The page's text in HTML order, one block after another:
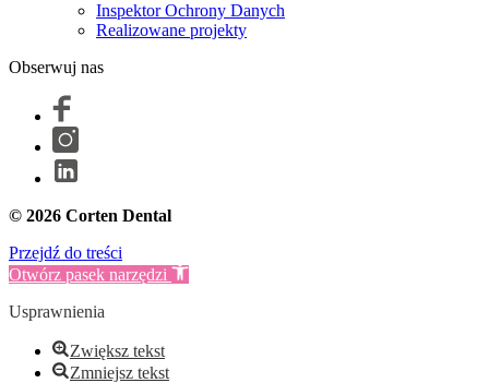
Inspektor Ochrony Danych
Realizowane projekty
Obserwuj nas
© 2026 Corten Dental
Przejdź do treści
Otwórz pasek narzędzi
Usprawnienia
Zwiększ tekst
Zmniejsz tekst